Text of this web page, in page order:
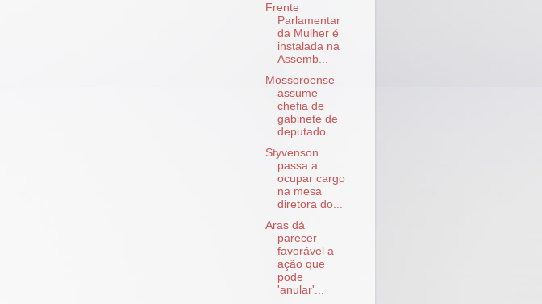
Frente
Parlamentar
da Mulher é
instalada na
Assemb...
Mossoroense
assume
chefia de
gabinete de
deputado ...
Styvenson
passa a
ocupar cargo
na mesa
diretora do...
Aras dá
parecer
favorável a
ação que
pode
'anular'...